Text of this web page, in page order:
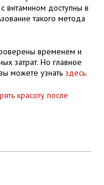
витамином доступны в
такого метода
временем и
затрат. Но главное
можете узнатьздесь.
красоту после